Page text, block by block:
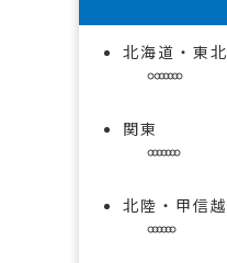
北海道・東北
関東
北陸・甲信越